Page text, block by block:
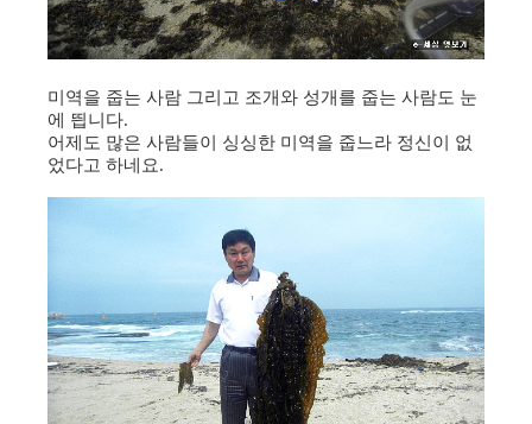
미역을 줍는 사람 그리고 조개와 성개를 줍는 사람도 눈
에 띕니다.
어제도 많은 사람들이 싱싱한 미역을 줍느라 정신이 없
었다고 하네요.